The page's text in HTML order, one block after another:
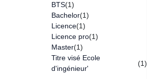
BTS(1)
Bachelor(1)
Licence(1)
Licence pro(1)
Master(1)
Titre visé Ecole
d'ingénieur'
(1)